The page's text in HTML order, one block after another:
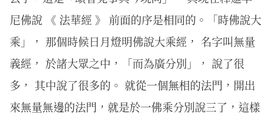
尼佛說 《 法華經 》 前面的序是相同的。「時佛說大
乘」， 那個時候日月燈明佛說大乘經， 名字叫無量
義經， 於諸大眾之中，「而為廣分別」， 說了很
多， 其中說了很多的。 就從一個無相的法門，開出
來無量無邊的法門，就是於一佛乘分別說三了，這樣